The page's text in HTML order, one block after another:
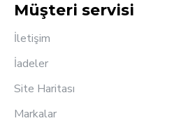
Müşteri servisi
İletişim
İadeler
Site Haritası
Markalar